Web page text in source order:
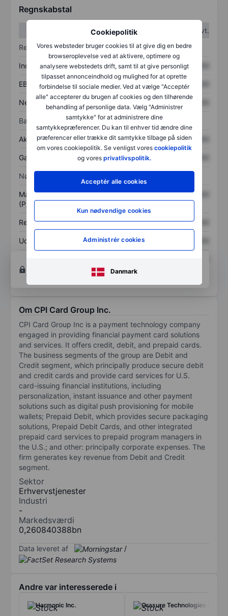
Cookiepolitik
Vores websteder bruger cookies til at give dig en bedre
browseroplevelse ved at aktivere, optimere og
analysere webstedets drift, samt til at give personligt
tilpasset annonceindhold og mulighed for at oprette
forbindelse til sociale medier. Ved at vælge "Acceptér
alle" accepterer du brugen af cookies og den tilhørende
behandling af personlige data. Vælg "Administrer
samtykke" for at administrere dine
samtykkepræferencer. Du kan til enhver tid ændre dine
præferencer eller trække dit samtykke tilbage på siden
om vores cookiepolitik. Se venligst vores cookiepolitik
og vores privatlivspolitik.
Acceptér alle cookies
Kun nødvendige cookies
Administrér cookies
Danmark
Regnskabstal
1. kvt.
2. kvt.
Resultatopgørelse
Indtægter XXXXXXX XXXXXXX
EBITDA XXXXXXX XXXXXXX
Nettoresultat XXXXXXX
Balance
Aktiver i alt XXXXXXX XXXXXXX
Gæld XXXXXXX
Nøgletal
Markedsværdi/omsætning
(P/S)
XXXXXXX XXXXXXX
Resultat pr. aktie (EPS) XXXXXXX XXXXXXX
Udbytte pr. aktie XXXXXXX
Opret konto
og analyse værktøjer.
Om CPI Card Group Inc.
CPI Card Group Inc is a payment technology company
engaged in providing financial payment card solutions
and services. It offers credit, debit, and prepaid cards.
The business segments of the group are Debit and
Credit segment, which principally produce secure debit
and credit cards and provide card services for U.S.
card-issuing financial institutions, including
personalization, instant issuance and other payment
solutions such as digital push provisioning for mobile
wallets; Prepaid Debit, which provides secure packaging
solutions, Prepaid Debit Cards, and other integrated
prepaid card services to prepaid program managers in
the U.S.; and other: principally corporate expenses. The
firm generates key revenue from Debit and Credit
segment.
Sektor
Erhvervstjenester
Industri
-
Markedsværdi
0,260840388bn
Data leveret af /
Andre var interesserede i
Harmonic Inc. Orasure Technologies Inc.